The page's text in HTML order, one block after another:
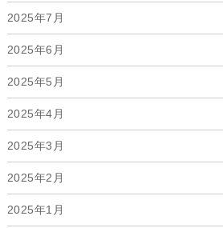
2025年7月
2025年6月
2025年5月
2025年4月
2025年3月
2025年2月
2025年1月